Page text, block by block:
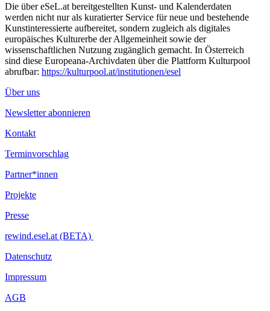
Die über eSeL.at bereitgestellten Kunst- und Kalenderdaten
werden nicht nur als kuratierter Service für neue und bestehende
Kunstinteressierte aufbereitet, sondern zugleich als digitales
europäisches Kulturerbe der Allgemeinheit sowie der
wissenschaftlichen Nutzung zugänglich gemacht. In Österreich
sind diese Europeana-Archivdaten über die Plattform Kulturpool
abrufbar: https://kulturpool.at/institutionen/esel
Über uns
Newsletter abonnieren
Kontakt
Terminvorschlag
Partner*innen
Projekte
Presse
rewind.esel.at (BETA)
Datenschutz
Impressum
AGB